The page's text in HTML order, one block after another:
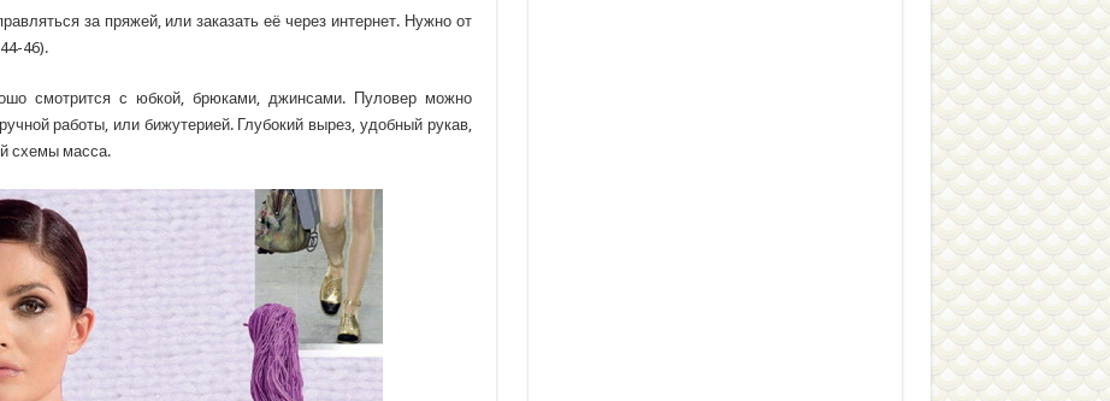
за пряжей, или заказать её через интернет. Нужно от
46).
смотрится с юбкой, брюками, джинсами. Пуловер можно
работы, или бижутерией. Глубокий вырез, удобный рукав,
схемы масса.